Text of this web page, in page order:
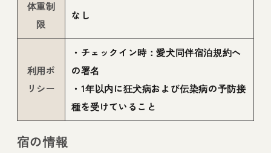
体重制
限
なし
利用ポ
リシー
・チェックイン時：愛犬同伴宿泊規約へ
の署名
・1年以内に狂犬病および伝染病の予防接
種を受けていること
宿の情報